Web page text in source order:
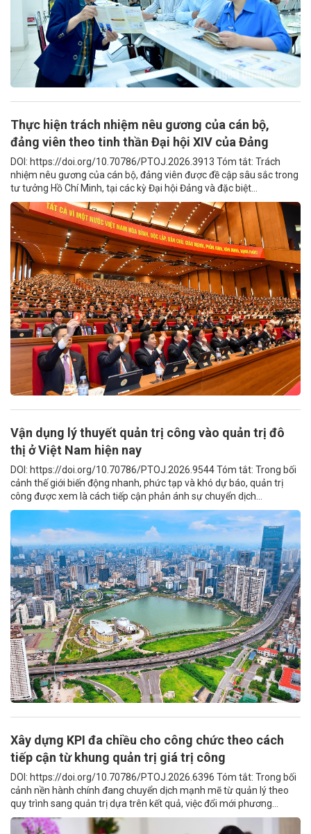
Thực hiện trách nhiệm nêu gương của cán bộ,
đảng viên theo tinh thần Đại hội XIV của Đảng
DOI: https://doi.org/10.70786/PTOJ.2026.3913 Tóm tắt: Trách
nhiệm nêu gương của cán bộ, đảng viên được đề cập sâu sắc trong
tư tưởng Hồ Chí Minh, tại các kỳ Đại hội Đảng và đặc biệt...
Vận dụng lý thuyết quản trị công vào quản trị đô
thị ở Việt Nam hiện nay
DOI: https://doi.org/10.70786/PTOJ.2026.9544 Tóm tắt: Trong bối
cảnh thế giới biến động nhanh, phức tạp và khó dự báo, quản trị
công được xem là cách tiếp cận phản ánh sự chuyển dịch...
Xây dựng KPI đa chiều cho công chức theo cách
tiếp cận từ khung quản trị giá trị công
DOI: https://doi.org/10.70786/PTOJ.2026.6396 Tóm tắt: Trong bối
cảnh nền hành chính đang chuyển dịch mạnh mẽ từ quản lý theo
quy trình sang quản trị dựa trên kết quả, việc đổi mới phương...